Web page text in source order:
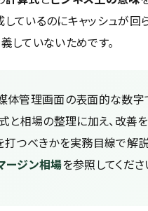
ているのにキャッシュが
していないためです。
体管理画面の表面的な数字
と相場の整理に加え、改善を
打つべきかを実務目線で解
ージン相場を参照してくださ